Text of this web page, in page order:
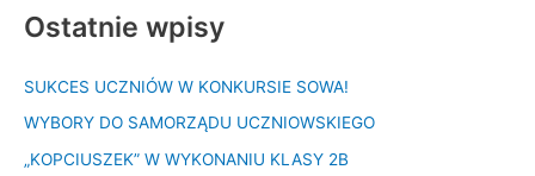
u
a
j
d
Ostatnie wpisy
SUKCES UCZNIÓW W KONKURSIE SOWA!
WYBORY DO SAMORZĄDU UCZNIOWSKIEGO
„KOPCIUSZEK” W WYKONANIU KLASY 2B